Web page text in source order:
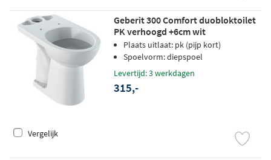
Geberit 300 Comfort duobloktoilet
PK verhoogd +6cm wit
Plaats uitlaat: pk (pijp kort)
Spoelvorm: diepspoel
Levertijd: 3 werkdagen
315,-
Vergelijk